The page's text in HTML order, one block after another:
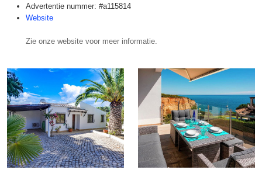
Advertentie nummer: #a115814
Website
Zie onze website voor meer informatie.